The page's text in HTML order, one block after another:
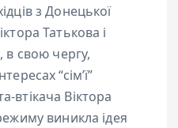
з Донецької
Татькова і
в свою чергу,
“сімʼї”
втікача Віктора
виникла ідея